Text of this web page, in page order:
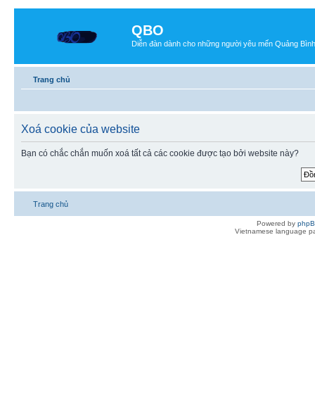
QBO
Diễn đàn dành cho những người yêu mến Quảng Bình
Trang chủ
Xoá cookie của website
Bạn có chắc chắn muốn xoá tất cả các cookie được tạo bởi website này?
Trang chủ
Powered by
Vietnamese language